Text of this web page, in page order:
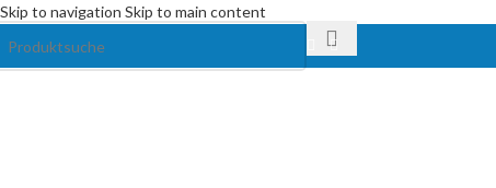
Skip to navigation Skip to main content